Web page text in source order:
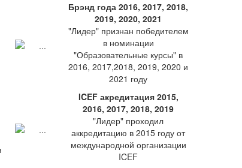
Брэнд года 2016, 2017, 2018,
2019, 2020, 2021
"Лидер" признан победителем
в номинации
"Образовательные курсы" в
2016, 2017,2018, 2019, 2020 и
2021 году
ICEF акредитация 2015,
2016, 2017, 2018, 2019
"Лидер" проходил
аккредитацию в 2015 году от
международной организации
ICEF